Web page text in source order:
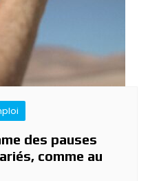
des pauses
comme au